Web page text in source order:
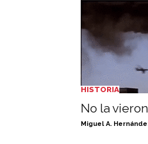
HISTORIA
No la
Miguel A.